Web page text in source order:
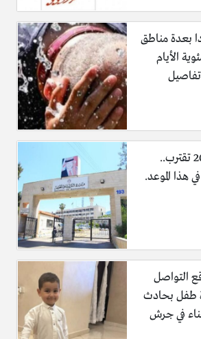
الطريقة ففي سبتمبر من العام 2016 كشف مصدر مقرب من
الخاصة اليمنية، نجحت في حمايته.
من جانب الحوثيين، وتمت محاصرته بجبل
صنعاء، ووقعت اشتباكات بين حراسه
وبين الحوثيين نتج عنها مقتل 4 من حراس الرئيس الراحل و 3 من
في أغسطس لعام 2017 تعرض الرئيس اليمني صالح الى عملية
حوثون خروجه من منزله لتصفيته،
واشتبكوا معهم، مما أفشل المخطط
بعدة مناطق
مئوية الأيام
تفاصيل
نتائج التوجيهي 2008 تقترب..
هذا الموعد.
التواصل
طفل بحادث
في جرش